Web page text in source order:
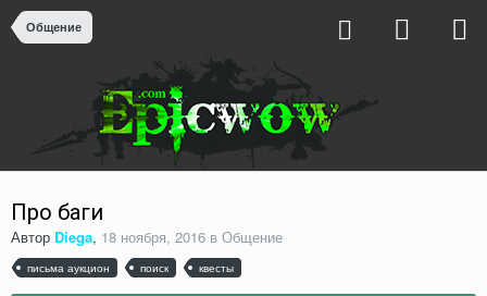
Общение
Про баги
Автор Diega, 18 ноября, 2016 в Общение
письма аукцион поиск квесты